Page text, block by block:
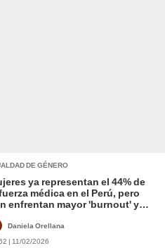
DE GÉNERO
ya representan el 44% de
médica en el Perú, pero
enfrentan mayor 'burnout' y
Daniela Orellana
| 11/02/2026